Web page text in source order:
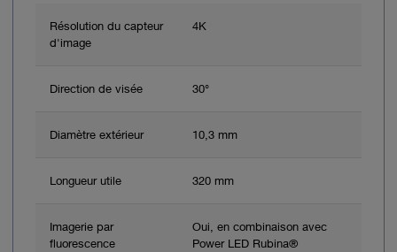
Résolution du capteur
d'image
4K
Direction de visée 30°
Diamètre extérieur 10,3 mm
Longueur utile 320 mm
Imagerie par
fluorescence
Oui, en combinaison avec
Power LED Rubina®